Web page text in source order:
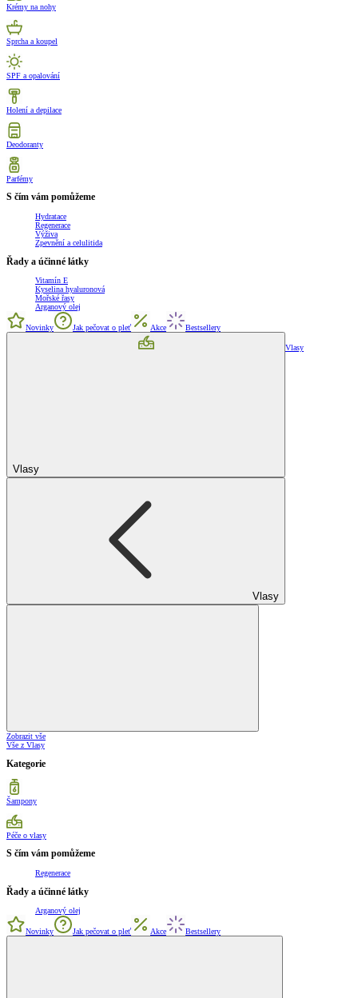
Krémy na nohy
Sprcha a koupel
SPF a opalování
Holení a depilace
Deodoranty
Parfémy
S čím vám pomůžeme
Hydratace
Regenerace
Výživa
Zpevnění a celulitida
Řady a účinné látky
Vitamín E
Kyselina hyaluronová
Mořské řasy
Arganový olej
Novinky Jak pečovat o pleť Akce Bestsellery
Vlasy
Vlasy
Vlasy
Zobrazit vše
Vše z Vlasy
Kategorie
Šampony
Péče o vlasy
S čím vám pomůžeme
Regenerace
Řady a účinné látky
Arganový olej
Novinky Jak pečovat o pleť Akce Bestsellery